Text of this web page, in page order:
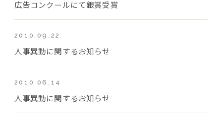
広告コンクールにて銀賞受賞
2010.09.22
人事異動に関するお知らせ
2010.06.14
人事異動に関するお知らせ